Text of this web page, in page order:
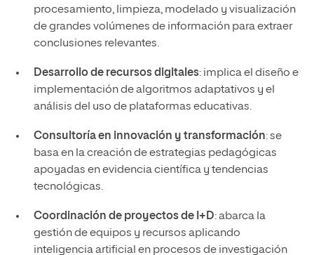
procesamiento, limpieza, modelado y visualización
de grandes volúmenes de información para extraer
conclusiones relevantes.
Desarrollo de recursos digitales: implica el diseño e
implementación de algoritmos adaptativos y el
análisis del uso de plataformas educativas.
Consultoría en innovación y transformación: se
basa en la creación de estrategias pedagógicas
apoyadas en evidencia científica y tendencias
tecnológicas.
Coordinación de proyectos de I+D: abarca la
gestión de equipos y recursos aplicando
inteligencia artificial en procesos de investigación